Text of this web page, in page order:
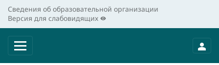
Сведения об образовательной организации
Версия для слабовидящих